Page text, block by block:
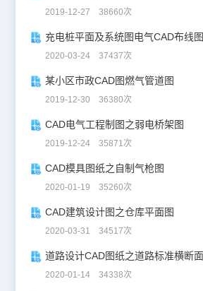
2019-12-27 38660次
充电桩平面及系统图电气CAD布线图
2020-03-24 37437次
某小区市政CAD图燃气管道图
2019-12-30 36380次
CAD电气工程制图之弱电桥架图
2019-12-24 35871次
CAD模具图纸之自制气枪图
2020-01-19 35260次
CAD建筑设计图之仓库平面图
2020-03-31 34517次
2020-01-14 34338次